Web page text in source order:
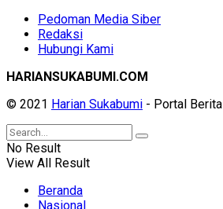
Pedoman Media Siber
Redaksi
Hubungi Kami
HARIANSUKABUMI.COM
© 2021 Harian Sukabumi - Portal Berita
No Result
View All Result
Beranda
Nasional